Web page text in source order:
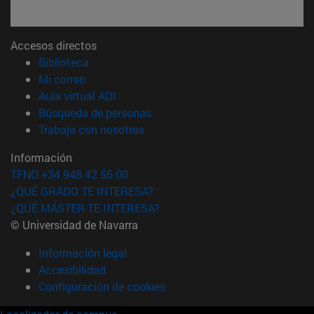
Accesos directos
Biblioteca
Mi correo(abre en nueva ventana)
Aula virtual ADI
Búsqueda de personas(abre en nueva ventana)
Trabaja con nosotros(abre en nueva ventana)
Información
TFNO +34 948 42 56 00
¿QUÉ GRADO TE INTERESA?
¿QUÉ MÁSTER TE INTERESA?
© Universidad de Navarra
Información legal
Accesibilidad
Configuración de cookies